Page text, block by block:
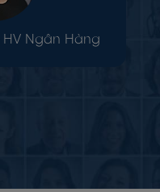
HV Ngân Hàng